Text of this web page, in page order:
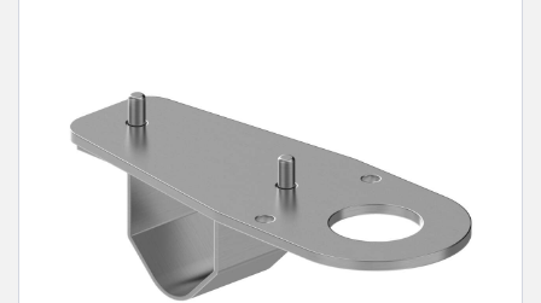
SENSOREN
Optoelektronische Sensoren
Laser-Entfernungsmessung
Lichtvorhänge für Messzwecke
3D-Entfernungsmessgerät
Fernüberwachung
Füllstandsüberwachung für Tanks
Gesamtanlageneffektivität (GAE)
Maschinenüberwachung/Gesamtmaschineneffektivität
Prognosengestützte Wartung